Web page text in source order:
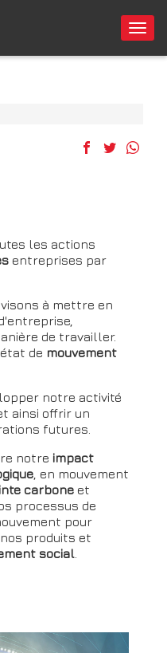
les actions
entreprises par
à mettre en
de travailler.
de mouvement
notre activité
ainsi offrir un
futures.
notre impact
, en mouvement
carbone et
processus de
pour
produits et
social